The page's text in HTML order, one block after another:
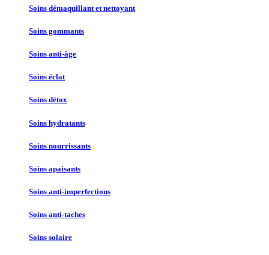
Soins démaquillant et nettoyant
Soins gommants
Soins anti-âge
Soins éclat
Soins détox
Soins hydratants
Soins nourrissants
Soins apaisants
Soins anti-imperfections
Soins anti-taches
Soins solaire